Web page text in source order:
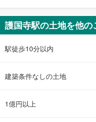
護国寺駅の土地を他
駅徒歩10分以内
建築条件なしの土地
1億円以上